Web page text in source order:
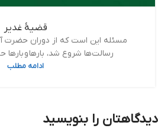
قضیۀ غدیر
مسئله این است که از دوران حضرت
رسالت‌ها شروع شد، بارها و
ادامه مطلب
دیدگاهتان را بنویسید